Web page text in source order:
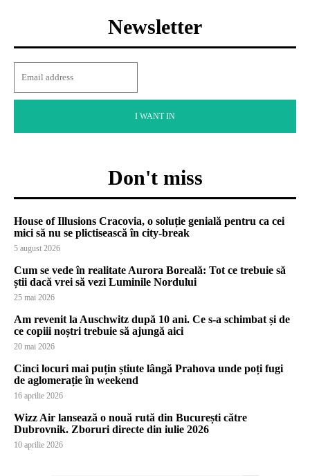
Newsletter
I WANT IN
Don't miss
House of Illusions Cracovia, o soluție genială pentru ca cei
mici să nu se plictisească în city-break
5 august 2026
Cum se vede în realitate Aurora Boreală: Tot ce trebuie să
știi dacă vrei să vezi Luminile Nordului
25 mai 2026
Am revenit la Auschwitz după 10 ani. Ce s-a schimbat și de
ce copiii noștri trebuie să ajungă aici
20 mai 2026
Cinci locuri mai puțin știute lângă Prahova unde poți fugi
de aglomerație în weekend
16 aprilie 2026
Wizz Air lansează o nouă rută din București către
Dubrovnik. Zboruri directe din iulie 2026
10 aprilie 2026